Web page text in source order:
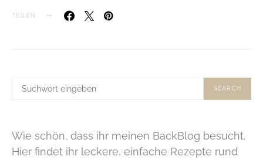
TEILEN
SUCHE
SEARCH
Wie schön, dass ihr meinen BackBlog besucht.
Hier findet ihr leckere, einfache Rezepte rund